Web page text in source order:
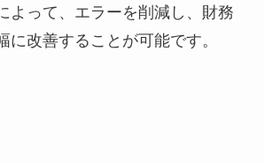
よって、エラーを削減し、財務
に改善することが可能です。